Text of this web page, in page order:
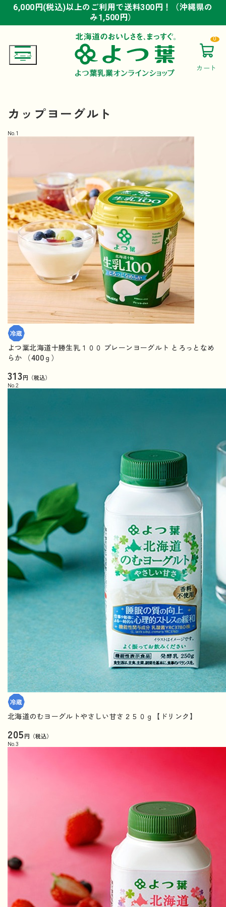
6,000円(税込)以上のご利用で送料300円！（沖縄県の
み1,500円）
6,000円(税込)以上のご利用で送料300円！（沖縄県の
み1,500円）
6,000円(税込)以上のご利用で送料300円！（沖縄県の
み1,500円）
カート
0
カップヨーグルト
No. 1
よつ葉北海道十勝生乳１００ プレーンヨーグルト とろっとなめ
らか （400ｇ）
313円（税込）
No. 2
北海道のむヨーグルトやさしい甘さ２５０ｇ【ドリンク】
205円（税込）
No. 3